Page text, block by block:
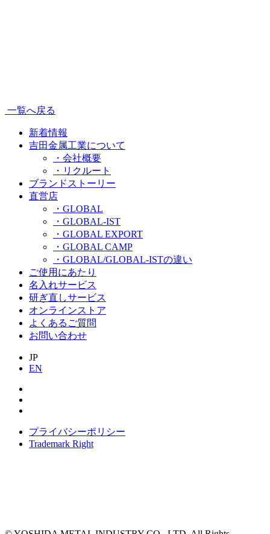
一覧へ戻る
新着情報
吉田金属工業について
・会社概要
・リクルート
ブランドストーリー
直営店
・GLOBAL
・GLOBAL-IST
・GLOBAL EXPORT
・GLOBAL CAMP
・GLOBAL/GLOBAL-ISTの違い
ご使用にあたり
名入れサービス
研ぎ直しサービス
オンラインストア
よくあるご質問
お問い合わせ
JP
EN
プライバシーポリシー
Trademark Right